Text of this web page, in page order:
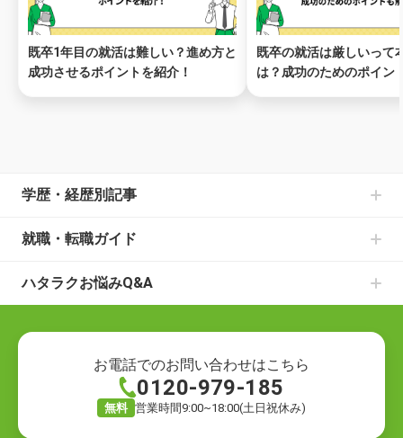
ページトップ
既卒1年目の就活は難しい？進め方と
成功させるポイントを紹介！
既卒の就活は厳しいって
は？成功のためのポイン
学歴・経歴別記事
中卒からの就職の記事一覧
高卒からの就職の記事一覧
大学中退からの就職の記事一覧
フリーターからの就職の記事一覧
就職・転職ガイド
書類選考のお悩みの記事一覧
面接のお悩みの記事一覧
退職についての記事一覧
ハローワークでの仕事探しの記事一覧
転職活動の記事一覧
就職の方法の記事一覧
ハタラクお悩みQ&A
就職の悩み
お電話でのお問い合わせはこちら
0120-979-185
無料 営業時間9:00~18:00(土日祝休み)